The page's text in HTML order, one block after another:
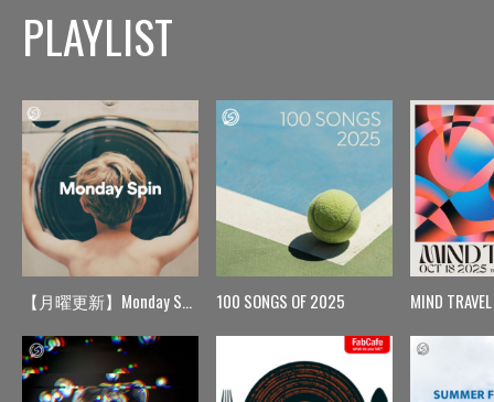
PLAYLIST
【月曜更新】Monday Spin 100 SONGS OF 2025 MIND TRAVEL